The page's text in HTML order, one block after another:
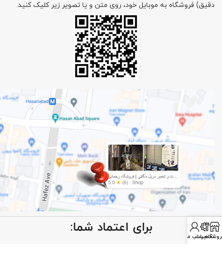
دقیق) فروشگاه به موبایل خود، روی متن و یا تصویر زیر کلیک کنید.
برای اعتماد شما:
تعمیرات
حساب من